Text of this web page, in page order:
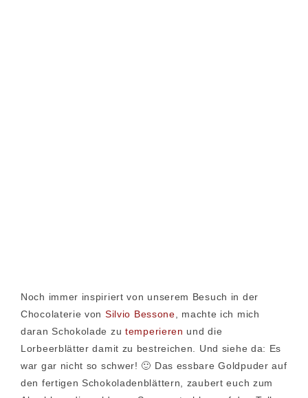
Noch immer inspiriert von unserem Besuch in der
Chocolaterie von Silvio Bessone , machte ich mich
daran Schokolade zu temperieren und die
Lorbeerblätter damit zu bestreichen. Und siehe da: Es
war gar nicht so schwer! 🙂 Das essbare Goldpuder auf
den fertigen Schokoladenblättern, zaubert euch zum